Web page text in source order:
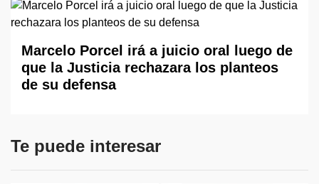
Marcelo Porcel irá a juicio oral luego de
que la Justicia rechazara los planteos
de su defensa
Te puede interesar